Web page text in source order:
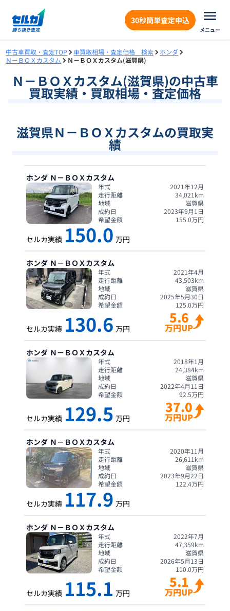
30秒簡単査定申込
メニュー
中古車買取・査定TOP 車買取相場・査定価格 検索
ホンダ
Ｎ－ＢＯＸカスタム
Ｎ－ＢＯＸカスタム(滋賀県)
Ｎ－ＢＯＸカスタム(滋賀県)の中古車
買取実績・買取相場・査定価格
滋賀県Ｎ－ＢＯＸカスタムの買取実
績
ホンダ Ｎ－ＢＯＸカスタム
年式
2021年12月
走行距離
34,021 km
地域
滋賀県
成約日
2023年9月1日
希望金額
155.0万円
セルカ実績 150.0 万円
ホンダ Ｎ－ＢＯＸカスタム
年式
2021年4月
走行距離
43,503km
地域
滋賀県
成約日
2025年5月30日
希望金額
125.0万円
セルカ実績 130.6 万円
5.6
万円UP
ホンダ Ｎ－ＢＯＸカスタム
年式
2018年1月
走行距離
24,384km
地域
滋賀県
成約日
2022年4月11日
希望金額
92.5万円
セルカ実績 129.5 万円
37.0
万円UP
ホンダ Ｎ－ＢＯＸカスタム
年式
2020年11月
走行距離
26,611 km
地域
滋賀県
成約日
2023年9月22日
希望金額
122.4万円
セルカ実績 117.9 万円
ホンダ Ｎ－ＢＯＸカスタム
年式
2022年7月
走行距離
47,359km
地域
滋賀県
成約日
2026年5月13日
希望金額
110.0万円
セルカ実績 115.1 万円
5.1
万円UP